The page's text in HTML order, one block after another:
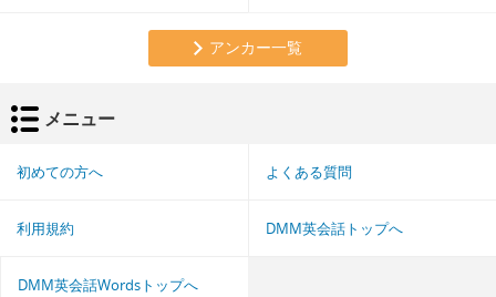
アンカー一覧
メニュー
初めての方へ よくある質問
利用規約 DMM英会話トップへ
DMM英会話Wordsトップへ